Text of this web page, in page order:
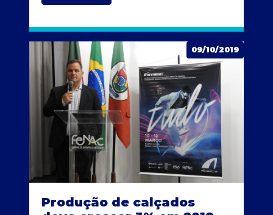
09/10/2019
Produção de calçados